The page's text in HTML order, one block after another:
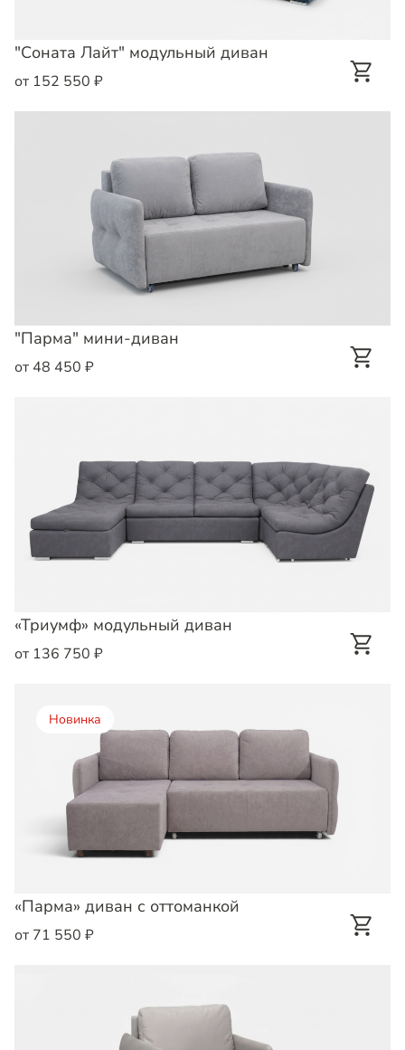
"Соната Лайт" модульный диван
от 152 550 ₽
"Парма" мини-диван
от 48 450 ₽
«Триумф» модульный диван
от 136 750 ₽
Новинка
«Парма» диван с оттоманкой
от 71 550 ₽